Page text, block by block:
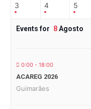
3 4 5
Events for 8Agosto
0:00 - 18:00
ACAREG 2026
Guimarães